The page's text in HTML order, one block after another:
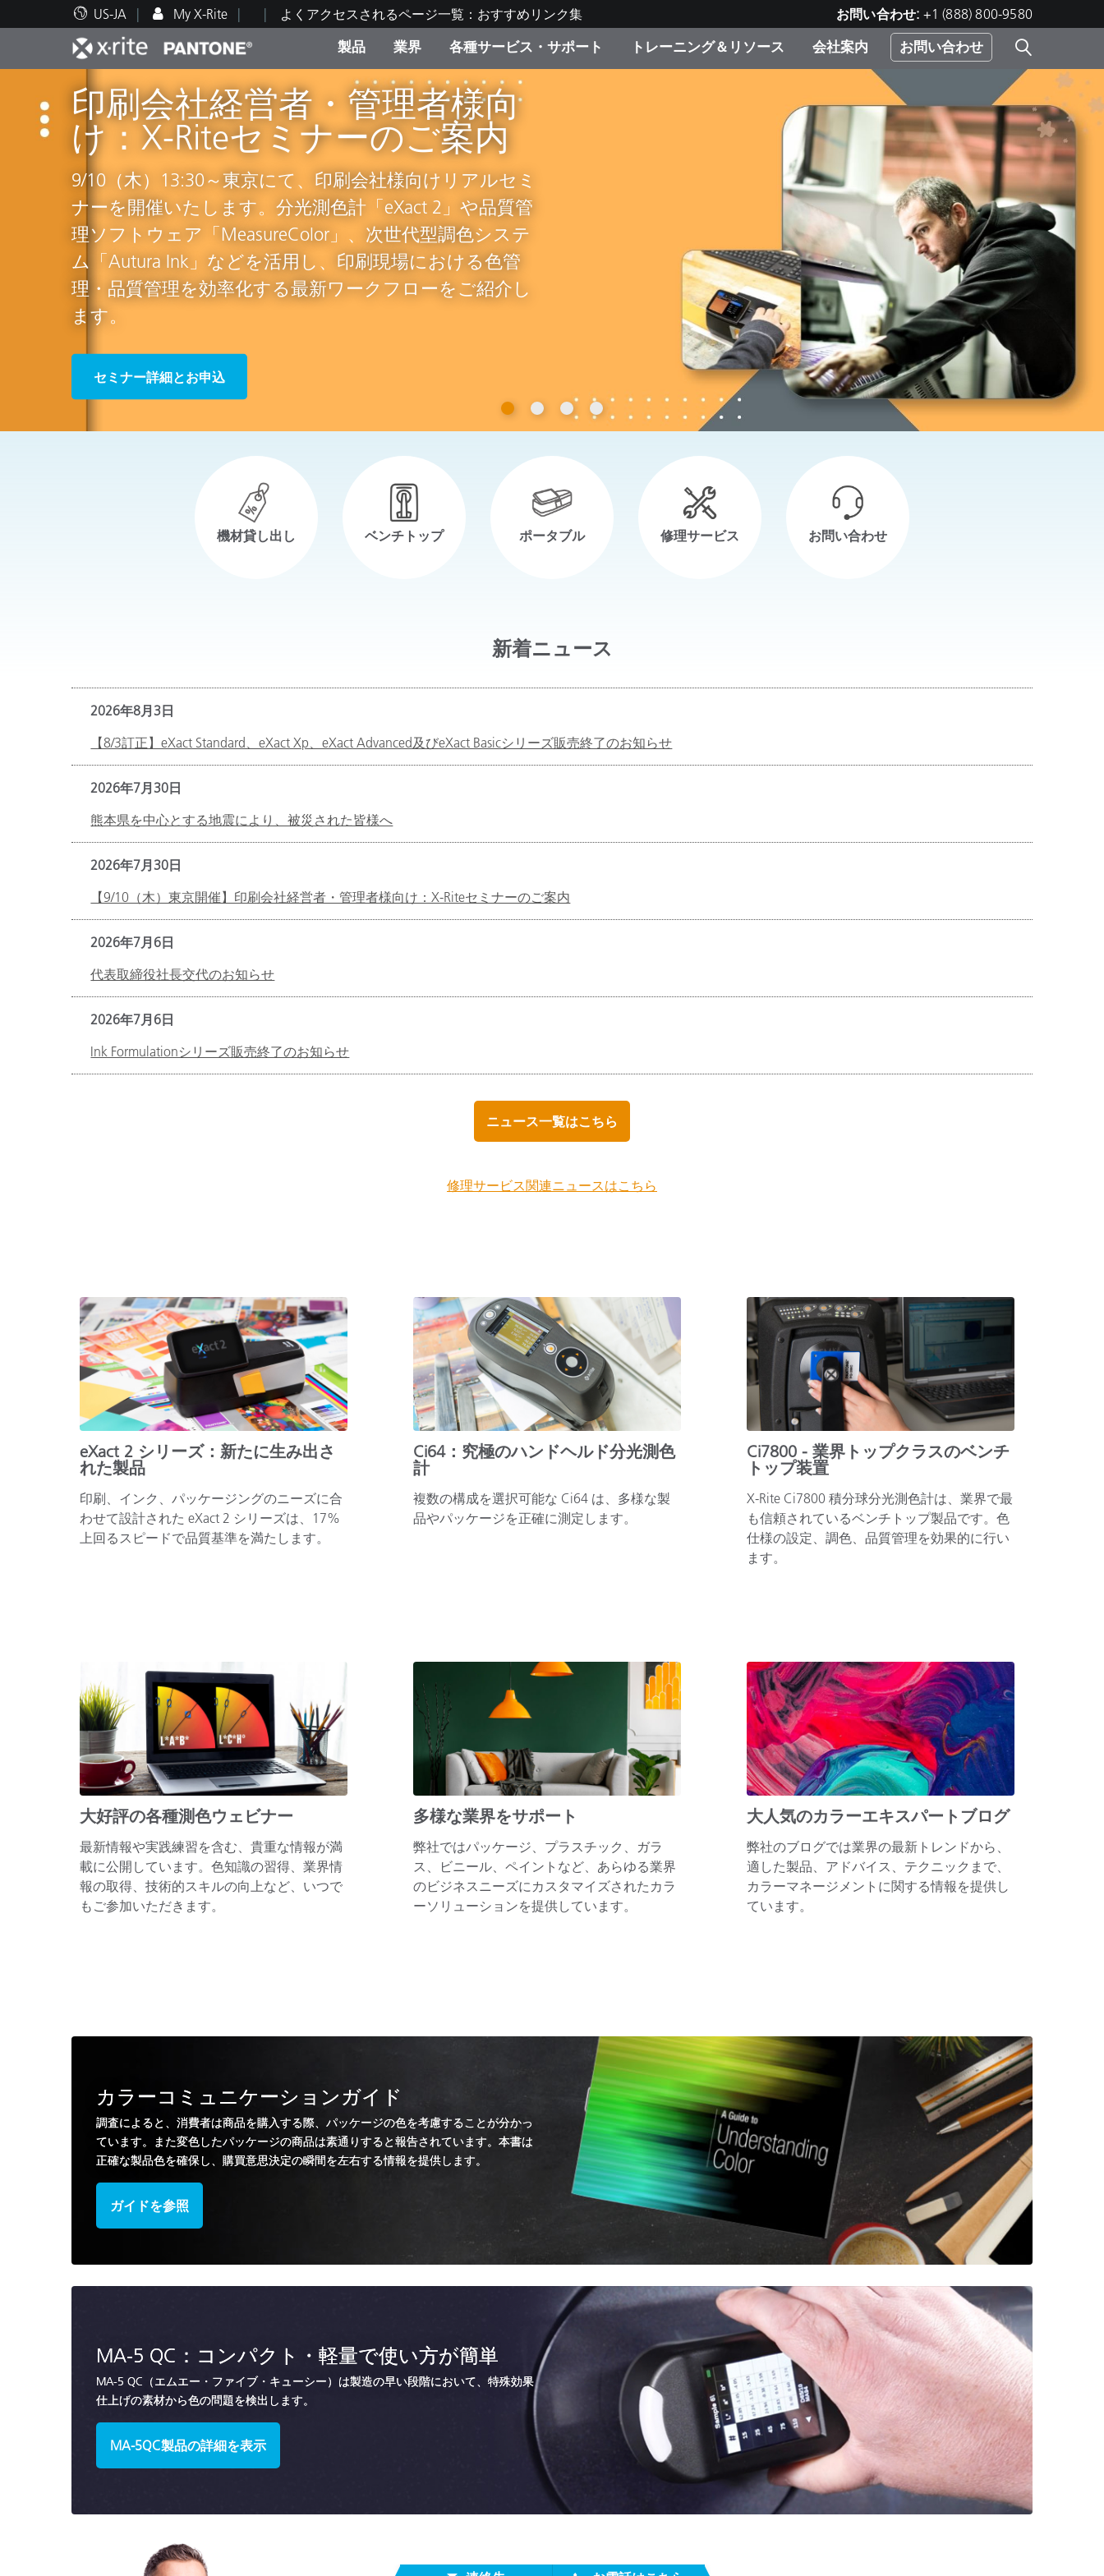
US-JA My X-Rite よくアクセスされるページ一覧：おすすめリンク集 お問い合わせ: +1 (888) 800-9580
製品
人気製品ランキング カテゴリ別
業界
印刷＆パッケージ印刷
自動車
プラスチック
塗料・塗装
テキスタイル
ライフサイエンス
製紙業
建築基材
耐久消費財
各種サービス・サポート
テクニカルサポート 修理の流れ・サービス一覧
トレーニング＆リソース
教育関連資料 トレーニング
ブランド体験センター
会社案内 お問い合わせ
印刷会社経営者・管理者様向
け：X-Riteセミナーのご案内
9/10（木）13:30～東京にて、印刷会社様向けリアルセミ
ナーを開催いたします。分光測色計「eXact 2」や品質管
理ソフトウェア「MeasureColor」、次世代型調色システ
ム「Autura Ink」などを活用し、印刷現場における色管
理・品質管理を効率化する最新ワークフローをご紹介し
ます。
セミナー詳細とお申込
i1シリーズお買い換えキャン
ペーンのお知らせ
本年もご好評につき、i1シリーズお買い替えキャンペー
ンを実施いたします。i1Pro, i1Pro2及びi1iO, i1iO2を簡易
下取りの上、i1Pro3シリーズ、i1iO3をお買い上げの場
合、特価でご提供させていただきます。この機会をお見
逃しなくご検討ください。
i1Pro 3進化したポイントのガイドを見る
お得なサービスオプション
2in1キャンペーンのお知らせ
突然の故障でも安心のサービスオプション『2in1キャン
ペーン』を実施しております。NetProfiler Plusまたは
Certification Plusに、１年の価格で２年間をご加入いただ
けます。お早めにお申込ください。
キャンペーンの詳細はこちら
テキスタイル業界の調色業務
を効率化
テキスタイル業界向け調色ソフトウェア「Color
iMatch」は、一発調色率の向上と調色工程の効率化を支
援します。染料コストや色合わせのやり直しを減らし、
開発期間の短縮に貢献し、品質と生産性の向上を実現し
ます。
1 2 3 4
機材貸し出し ベンチトップ ポータブル 修理サービス お問い合わせ
新着ニュース
2026年8月3日
【8/3訂正】eXact Standard、eXact Xp、eXact Advanced及びeXact Basicシリーズ販売終了のお知らせ
2026年7月30日
熊本県を中心とする地震により、被災された皆様へ
2026年7月30日
【9/10（木）東京開催】印刷会社経営者・管理者様向け：X-Riteセミナーのご案内
2026年7月6日
代表取締役社長交代のお知らせ
2026年7月6日
Ink Formulationシリーズ販売終了のお知らせ
ニュース一覧はこちら
修理サービス関連ニュースはこちら
eXact 2 シリーズ：新たに生み出さ
れた製品
印刷、インク、パッケージングのニーズに合
わせて設計された eXact 2 シリーズは、17%
上回るスピードで品質基準を満たします。
Ci64：究極のハンドヘルド分光測色
計
複数の構成を選択可能な Ci64 は、多様な製
品やパッケージを正確に測定します。
Ci7800 - 業界トップクラスのベンチ
トップ装置
X-Rite Ci7800 積分球分光測色計は、業界で最
も信頼されているベンチトップ製品です。色
仕様の設定、調色、品質管理を効果的に行い
ます。
大好評の各種測色ウェビナー
最新情報や実践練習を含む、貴重な情報が満
載に公開しています。色知識の習得、業界情
報の取得、技術的スキルの向上など、いつで
もご参加いただきます。
多様な業界をサポート
弊社ではパッケージ、プラスチック、ガラ
ス、ビニール、ペイントなど、あらゆる業界
のビジネスニーズにカスタマイズされたカラ
ーソリューションを提供しています。
大人気のカラーエキスパートブログ
弊社のブログでは業界の最新トレンドから、
適した製品、アドバイス、テクニックまで、
カラーマネージメントに関する情報を提供し
ています。
カラーコミュニケーションガイド
調査によると、消費者は商品を購入する際、パッケージの色を考慮することが分かっ
ています。また変色したパッケージの商品は素通りすると報告されています。本書は
正確な製品色を確保し、購買意思決定の瞬間を左右する情報を提供します。
ガイドを参照
MA-5 QC：コンパクト・軽量で使い方が簡単
MA-5 QC（エムエー・ファイブ・キューシー）は製造の早い段階において、特殊効果
仕上げの素材から色の問題を検出します。
MA-5QC製品の詳細を表示